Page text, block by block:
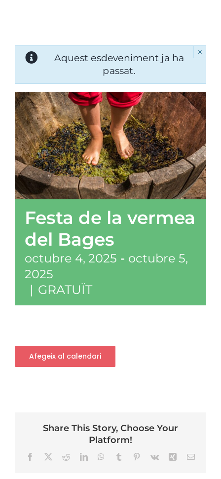
Aquest esdeveniment ja ha
passat.
×
Festa de la vermea
del Bages
octubre 4, 2025 - octubre 5,
2025
| GRATUÏT
Afegeix al calendari
Share This Story, Choose Your
Platform!
FacebookRedditLinkedInWhatsApp
TumblrPinterest
Vk XingEmail